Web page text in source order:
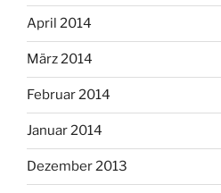
April 2014
März 2014
Februar 2014
Januar 2014
Dezember 2013